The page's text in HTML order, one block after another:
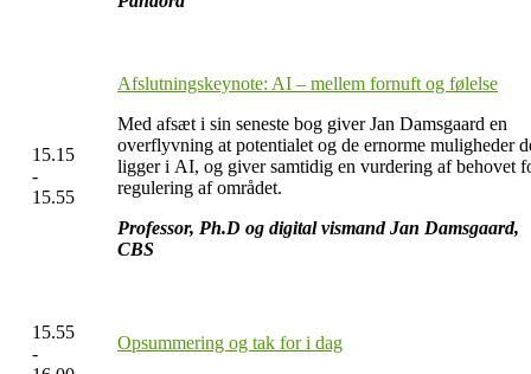
15.15
-
15.55
Afslutningskeynote: AI – mellem fornuft og følelse
Med afsæt i sin seneste bog giver Jan Damsgaard en
overflyvning at potentialet og de ernorme muligheder
ligger i AI, og giver samtidig en vurdering af behovet
regulering af området.
Professor, Ph.D og digital vismand Jan Damsgaard,
CBS
15.55
-
Opsummering og tak for i dag